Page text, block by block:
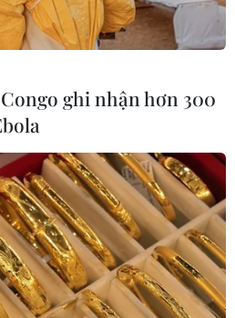
ghi nhận hơn 300